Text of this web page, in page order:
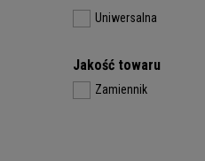
Uniwersalna
Jakość towaru
Zamiennik